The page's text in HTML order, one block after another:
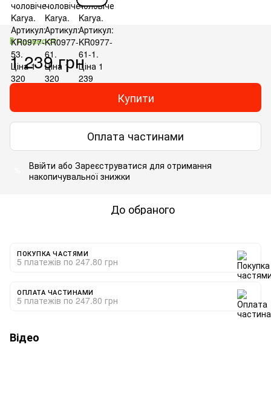
В наявності
1 239 грн
Купити
Оплата частинами
Ввійти або Зареєструватися для отримання
накопичувальної знижки
До обраного
ПОКУПКА ЧАСТЯМИ
5 платежів по 247.80 грн
ОПЛАТА ЧАСТИНАМИ
5 платежів по 247.80 грн
Відео